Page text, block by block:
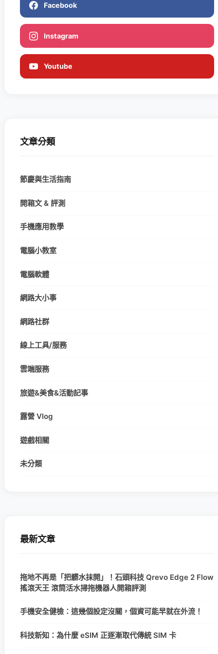
Facebook
Instagram
Youtube
文章分類
節慶與生活指南
開箱文 & 評測
手機應用教學
電腦小教室
電腦軟體
網路大小事
網路社群
線上工具/服務
雲端服務
旅遊&美食&活動記事
露營 Vlog
遊戲相關
未分類
最新文章
拖地不再是「把髒水抹開」！石頭科技 Qrevo Edge 2 Flow
搖滾天王 滾筒活水掃拖機器人開箱評測
手機安全健檢：這幾個設定沒關，個資可能早就在外流！
科技新知：為什麼 eSIM 正逐漸取代傳統 SIM 卡